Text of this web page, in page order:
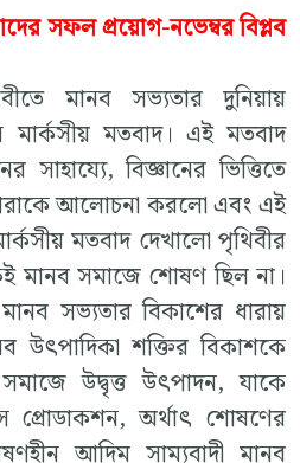
সফল প্রয়োগ-নভেম্বর বিপ্লব
মানব সভ্যতার দুনিয়ায়
মতবাদ। এই মতবাদ
সাহায্যে, বিজ্ঞানের ভিত্তিতে
আলোচনা করলো এবং এই
মতবাদ দেখালো পৃথিবীর
মানব সমাজে শোষণ ছিল না।
সভ্যতার বিকাশের ধারায়
উৎপাদিকা শক্তির বিকাশকে
উদ্বৃত্ত উৎপাদন, যাকে
প্রোডাকশন, অর্থাৎ শোষণের
আদিম সাম্যবাদী মানব